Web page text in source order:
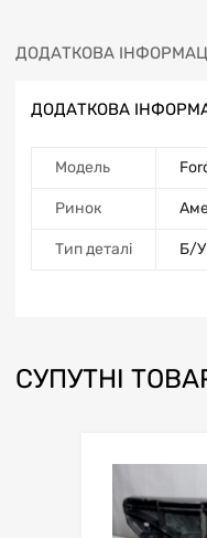
ДОДАТКОВА
ДОДАТКОВА
Модель
Ринок
Тип деталі Б/У
СУПУТНІ